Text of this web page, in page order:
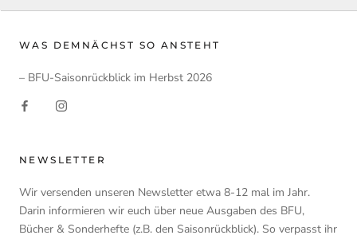
WAS DEMNÄCHST SO ANSTEHT
– BFU-Saisonrückblick im Herbst 2026
NEWSLETTER
Wir versenden unseren Newsletter etwa 8-12 mal im Jahr.
Darin informieren wir euch über neue Ausgaben des BFU,
Bücher & Sonderhefte (z.B. den Saisonrückblick). So verpasst ihr